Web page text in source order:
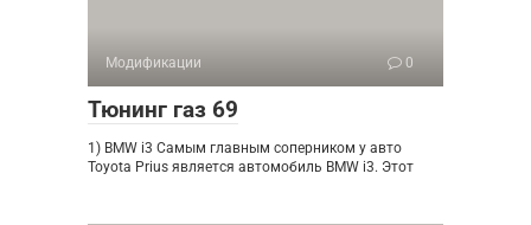
Модификации 0
Тюнинг газ 69
1) BMW i3 Самым главным соперником у авто
Toyota Prius является автомобиль BMW i3. Этот